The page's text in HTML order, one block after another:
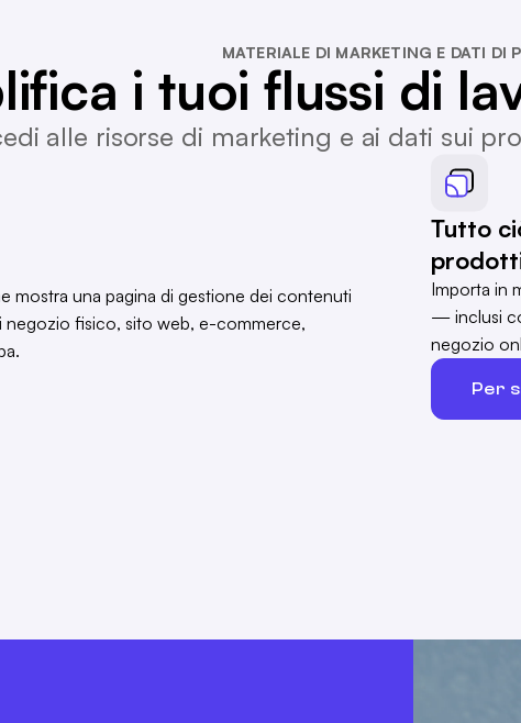
MATERIALE DI MARKETING E DATI DI
i tuoi flussi di
alle risorse di marketing e ai dati sui
Tutto
Importa in
— inclusi
negozio
Per